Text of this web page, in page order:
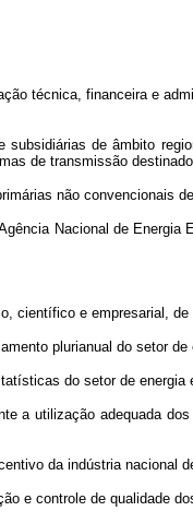
técnica, financeira e
de âmbito
de transmissão
não convencionais
Nacional de Energia
e empresarial, de
plurianual do setor de
do setor de energia
adequada dos
da indústria nacional
controle de qualidade